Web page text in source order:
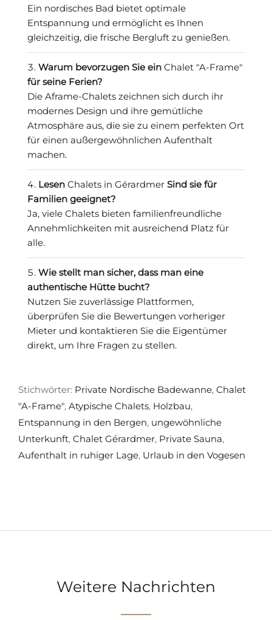
Ein nordisches Bad bietet optimale
Entspannung und ermöglicht es Ihnen
gleichzeitig, die frische Bergluft zu genießen.
Warum bevorzugen Sie ein Chalet "A-Frame"
für seine Ferien?
Die Aframe-Chalets zeichnen sich durch ihr
modernes Design und ihre gemütliche
Atmosphäre aus, die sie zu einem perfekten Ort
für einen außergewöhnlichen Aufenthalt
machen.
Lesen Chalets in Gérardmer Sind sie für
Familien geeignet?
Ja, viele Chalets bieten familienfreundliche
Annehmlichkeiten mit ausreichend Platz für
alle.
Wie stellt man sicher, dass man eine
authentische Hütte bucht?
Nutzen Sie zuverlässige Plattformen,
überprüfen Sie die Bewertungen vorheriger
Mieter und kontaktieren Sie die Eigentümer
direkt, um Ihre Fragen zu stellen.
Stichwörter: Private Nordische Badewanne, Chalet
"A-Frame", Atypische Chalets, Holzbau,
Entspannung in den Bergen, ungewöhnliche
Unterkunft, Chalet Gérardmer, Private Sauna,
Aufenthalt in ruhiger Lage, Urlaub in den Vogesen
Weitere Nachrichten